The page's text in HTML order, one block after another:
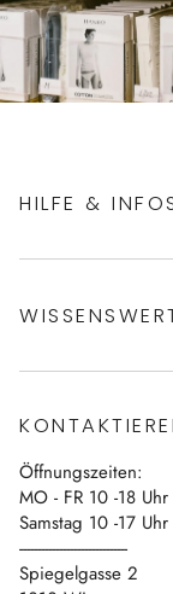
HILFE &
Datenschutz
Impressum
Vertrag
Blog
Kontakt
Öffnungszeiten:
MO - FR 10 -18 Uhr
Samstag 10 -17
------------------------------
Spiegelgasse 2